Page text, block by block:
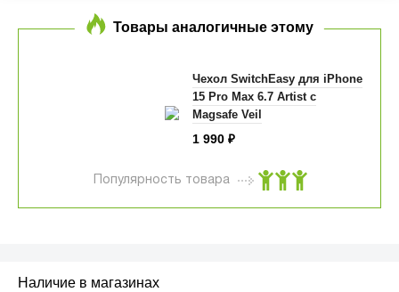
Товары аналогичные этому
Чехол SwitchEasy для iPhone
15 Pro Max 6.7 Artist c
Magsafe Veil
1 990 ₽
Популярность товара
Наличие в магазинах